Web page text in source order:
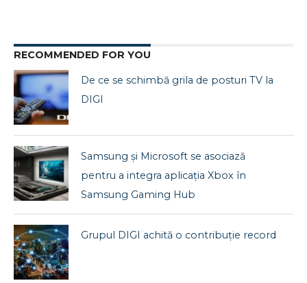
RECOMMENDED FOR YOU
De ce se schimbă grila de posturi TV la
DIGI
Samsung și Microsoft se asociază
pentru a integra aplicația Xbox în
Samsung Gaming Hub
Grupul DIGI achită o contribuție record